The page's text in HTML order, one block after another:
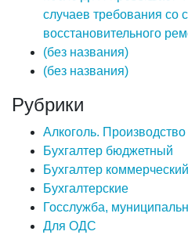
случаев требования со
восстановительного
(без названия)
(без названия)
Рубрики
Алкоголь.
Бухгалтер бюджетный
Бухгалтер коммерческий
Бухгалтерские
Госслужба,
Для ОДС